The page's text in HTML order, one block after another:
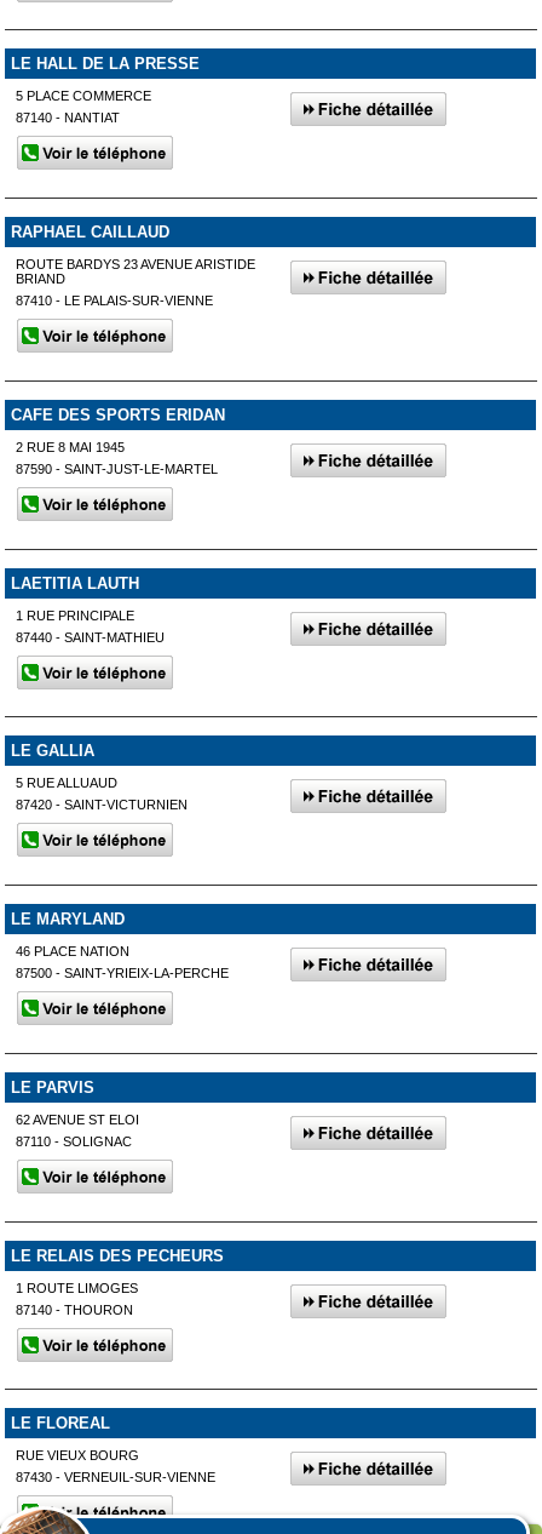
LE HALL DE LA PRESSE
5 PLACE COMMERCE
87140 - NANTIAT
RAPHAEL CAILLAUD
ROUTE BARDYS 23 AVENUE ARISTIDE
BRIAND
87410 - LE PALAIS-SUR-VIENNE
CAFE DES SPORTS ERIDAN
2 RUE 8 MAI 1945
87590 - SAINT-JUST-LE-MARTEL
LAETITIA LAUTH
1 RUE PRINCIPALE
87440 - SAINT-MATHIEU
LE GALLIA
5 RUE ALLUAUD
87420 - SAINT-VICTURNIEN
LE MARYLAND
46 PLACE NATION
87500 - SAINT-YRIEIX-LA-PERCHE
LE PARVIS
62 AVENUE ST ELOI
87110 - SOLIGNAC
LE RELAIS DES PECHEURS
1 ROUTE LIMOGES
87140 - THOURON
LE FLOREAL
RUE VIEUX BOURG
87430 - VERNEUIL-SUR-VIENNE